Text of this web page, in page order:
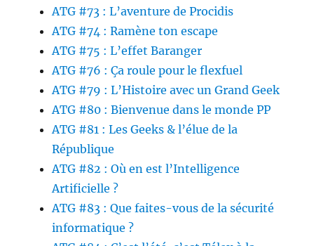
ATG #73 : L’aventure de Procidis
ATG #74 : Ramène ton escape
ATG #75 : L’effet Baranger
ATG #76 : Ça roule pour le flexfuel
ATG #79 : L’Histoire avec un Grand Geek
ATG #80 : Bienvenue dans le monde PP
ATG #81 : Les Geeks & l’élue de la
République
ATG #82 : Où en est l’Intelligence
Artificielle ?
ATG #83 : Que faites-vous de la sécurité
informatique ?